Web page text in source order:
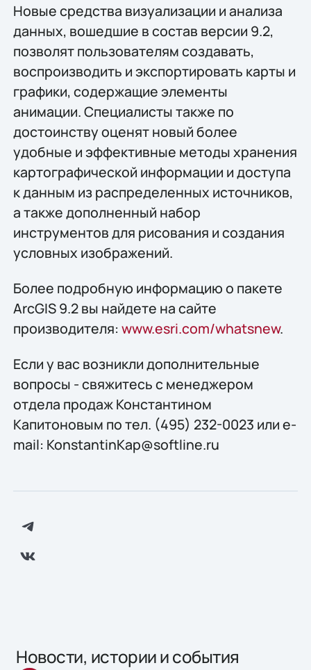
Новые средства визуализации и анализа
данных, вошедшие в состав версии 9.2,
позволят пользователям создавать,
воспроизводить и экспортировать карты и
графики, содержащие элементы
анимации. Специалисты также по
достоинству оценят новый более
удобные и эффективные методы хранения
картографической информации и доступа
к данным из распределенных источников,
а также дополненный набор
инструментов для рисования и создания
условных изображений.
Более подробную информацию о пакете
ArcGIS 9.2 вы найдете на сайте
производителя: www.esri.com/whatsnew.
Если у вас возникли дополнительные
вопросы - свяжитесь с менеджером
отдела продаж Константином
Капитоновым по тел. (495) 232-0023 или e-
mail: KonstantinKap@softline.ru
Новости, истории и события